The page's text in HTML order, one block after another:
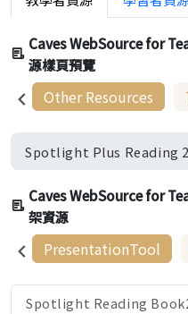
Caves WebSource for
源樣頁預覽
Other Resources
Spotlight Plus Reading
Caves WebSource for
架資源
PresentationTool
Spotlight Reading